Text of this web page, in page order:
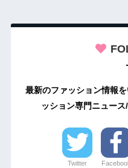
最新のファッション情報
ッション専門ニュー
Twitter